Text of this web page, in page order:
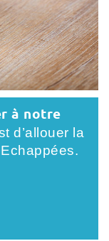
à notre
d’allouer la